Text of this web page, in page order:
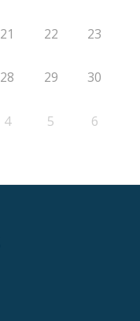
21 22 23
28 29 30
4 5 6